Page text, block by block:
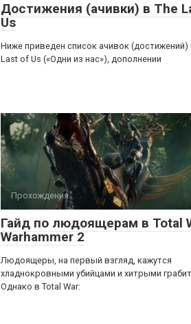
Достижения (ачивки) в The
Us
Ниже приведен список ачивок (достижений)
Last of Us («Одни из нас»), дополнении
Прохождения
Гайд по людоящерам в Total
Warhammer 2
Людоящеры, на первый взгляд, кажутся
хладнокровными убийцами и хитрыми
Однако в Total War: